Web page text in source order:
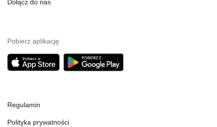
Dołącz do nas
Pobierz aplikację
Regulamin
Polityka prywatności